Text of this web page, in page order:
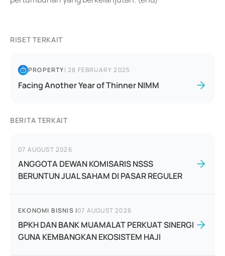
RISET TERKAIT
PROPERTY|28 FEBRUARY 2025
Facing Another Year of Thinner NIMM
BERITA TERKAIT
07 AUGUST 2026
ANGGOTA DEWAN KOMISARIS NSSS
BERUNTUN JUAL SAHAM DI PASAR REGULER
EKONOMI BISNIS |07 AUGUST 2026
BPKH DAN BANK MUAMALAT PERKUAT SINERGI
GUNA KEMBANGKAN EKOSISTEM HAJI